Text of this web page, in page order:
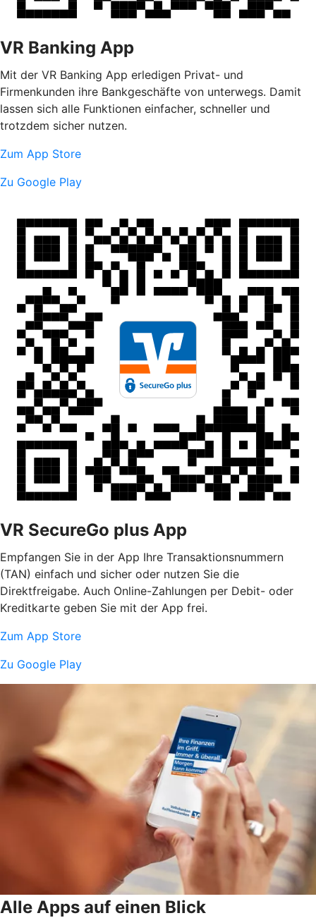
VR Banking App
Mit der VR Banking App erledigen Privat- und
Firmenkunden ihre Bankgeschäfte von unterwegs. Damit
lassen sich alle Funktionen einfacher, schneller und
trotzdem sicher nutzen.
Zum App Store
Zu Google Play
VR SecureGo plus App
Empfangen Sie in der App Ihre Transaktionsnummern
(TAN) einfach und sicher oder nutzen Sie die
Direktfreigabe. Auch Online-Zahlungen per Debit- oder
Kreditkarte geben Sie mit der App frei.
Zum App Store
Zu Google Play
Alle Apps auf einen Blick